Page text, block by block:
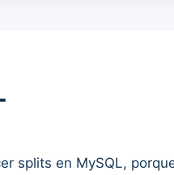
splits en MySQL,